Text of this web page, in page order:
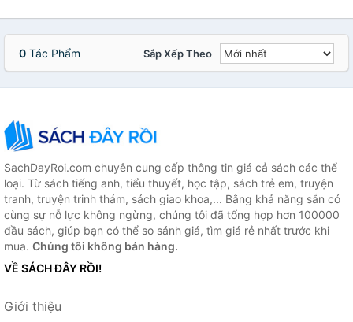
0 Tác Phẩm Sắp Xếp Theo
SachDayRoi.com chuyên cung cấp thông tin giá cả sách các thể
loại. Từ sách tiếng anh, tiểu thuyết, học tập, sách trẻ em, truyện
tranh, truyện trinh thám, sách giao khoa,... Bằng khả năng sẵn có
cùng sự nỗ lực không ngừng, chúng tôi đã tổng hợp hơn 100000
đầu sách, giúp bạn có thể so sánh giá, tìm giá rẻ nhất trước khi
mua. Chúng tôi không bán hàng.
VỀ SÁCH ĐÂY RỒI!
Giới thiệu